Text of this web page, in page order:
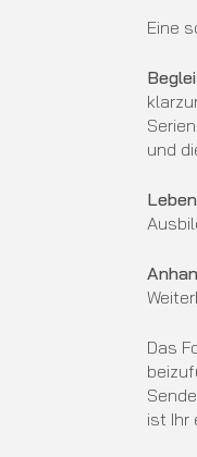
Eine
und
Das
ist Ihr